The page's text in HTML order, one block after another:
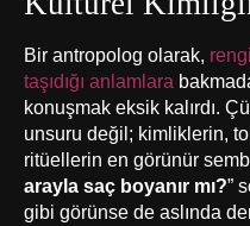
Bir antropolog olarak,
taşıdığı anlamlara
konuşmak eksik kalırdı.
unsuru değil; kimliklerin,
ritüellerin en görünür
arayla saç boyanır mı?”
gibi görünse de aslında